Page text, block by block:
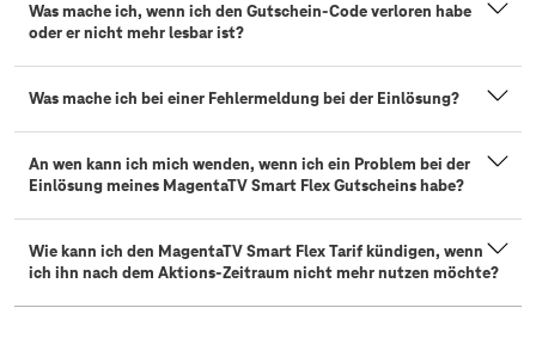
Was mache ich, wenn ich den Gutschein-Code verloren habe
oder er nicht mehr lesbar ist?
Was mache ich bei einer Fehlermeldung bei der Einlösung?
An wen kann ich mich wenden, wenn ich ein Problem bei der
Einlösung meines MagentaTV Smart Flex Gutscheins habe?
Wie kann ich den MagentaTV Smart Flex Tarif kündigen, wenn
ich ihn nach dem Aktions-Zeitraum nicht mehr nutzen möchte?